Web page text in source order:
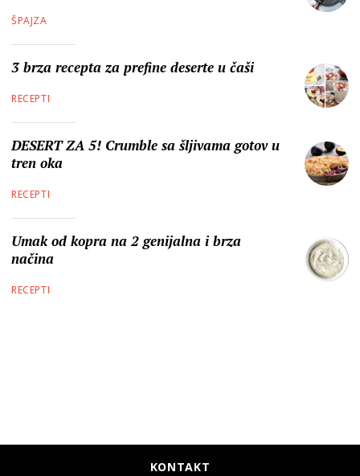
ŠPAJZA
3 brza recepta za prefine deserte u čaši
RECEPTI
DESERT ZA 5! Crumble sa šljivama gotov u
tren oka
RECEPTI
Umak od kopra na 2 genijalna i brza
načina
RECEPTI
KONTAKT